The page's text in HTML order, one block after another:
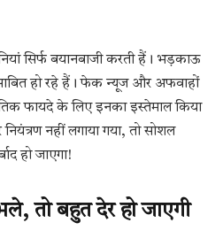
सिर्फ बयानबाजी करती हैं। भड़काऊ
हो रहे हैं। फेक न्यूज और अफवाहों
फायदे के लिए इनका इस्तेमाल किया
नहीं लगाया गया, तो सोशल
हो जाएगा!
तो बहुत देर हो जाएगी